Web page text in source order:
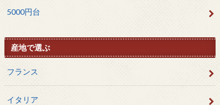
5000円台
産地で選ぶ
フランス
イタリア